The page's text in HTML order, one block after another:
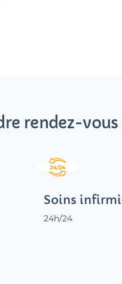
rendez-
Soins
24h/24